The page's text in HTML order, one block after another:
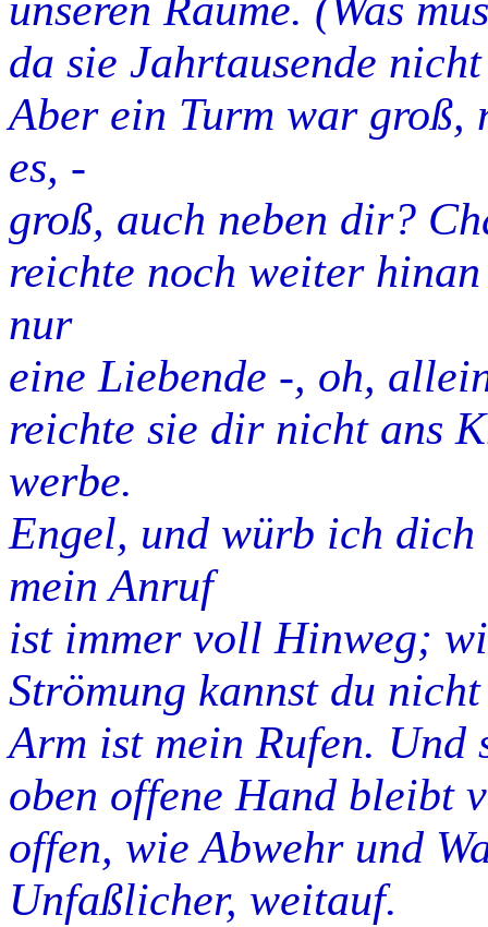
unseren Räume. (Was
da sie Jahrtausende
Aber ein Turm war
es, -
groß, auch neben dir?
reichte noch weiter
nur
eine Liebende -, oh,
reichte sie dir nicht ans
werbe.
Engel, und würb ich
mein Anruf
ist immer voll Hinweg;
Strömung kannst du
Arm ist mein Rufen. Und
oben offene Hand bleibt
offen, wie Abwehr und
Unfaßlicher, weitauf.